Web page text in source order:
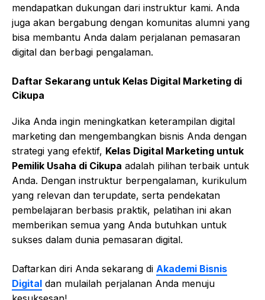
mendapatkan dukungan dari instruktur kami. Anda
juga akan bergabung dengan komunitas alumni yang
bisa membantu Anda dalam perjalanan pemasaran
digital dan berbagi pengalaman.
Daftar Sekarang untuk Kelas Digital Marketing di
Cikupa
Jika Anda ingin meningkatkan keterampilan digital
marketing dan mengembangkan bisnis Anda dengan
strategi yang efektif, Kelas Digital Marketing untuk
Pemilik Usaha di Cikupa adalah pilihan terbaik untuk
Anda. Dengan instruktur berpengalaman, kurikulum
yang relevan dan terupdate, serta pendekatan
pembelajaran berbasis praktik, pelatihan ini akan
memberikan semua yang Anda butuhkan untuk
sukses dalam dunia pemasaran digital.
Daftarkan diri Anda sekarang di Akademi Bisnis
Digital dan mulailah perjalanan Anda menuju